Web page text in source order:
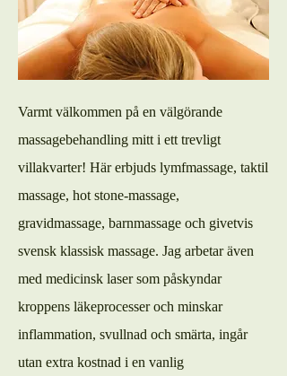
Varmt välkommen på en välgörande
massagebehandling mitt i ett trevligt
villakvarter! Här erbjuds lymfmassage, taktil
massage, hot stone-massage,
gravidmassage, barnmassage och givetvis
svensk klassisk massage. Jag arbetar även
med medicinsk laser som påskyndar
kroppens läkeprocesser och minskar
inflammation, svullnad och smärta, ingår
utan extra kostnad i en vanlig